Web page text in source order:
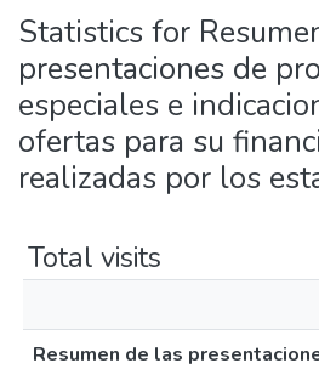
All of DSpace
Statistics for
presentaciones de
especiales e
ofertas para su
realizadas por los
Total visits
Resumen de las